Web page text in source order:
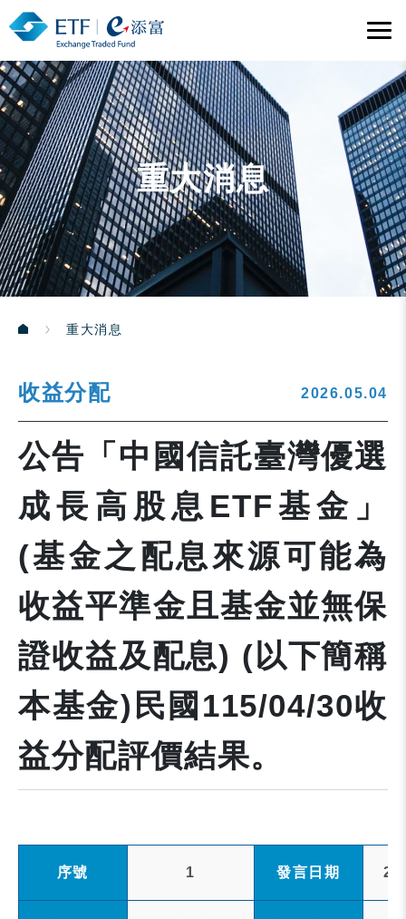
重大消息
重大消息
收益分配 2026.05.04
公告「中國信託臺灣優選
成長高股息ETF基金」
(基金之配息來源可能為
收益平準金且基金並無保
證收益及配息) (以下簡稱
本基金)民國115/04/30收
益分配評價結果。
序號 1 發言日期